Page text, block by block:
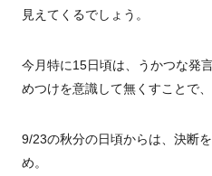
見えてくるでしょう。
今月特に15日頃は、うかつな発
めつけを意識して無くすことで
9/23の秋分の日頃からは、決断
め。